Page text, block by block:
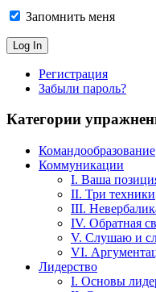
Запомнить меня
Регистрация
Забыли пароль?
Категории
Командообразование
Коммуникации
I. Ваша
II. Три техники
III.
IV. Обратная
V. Слушаю и
VI.
Лидерство
I. Основы